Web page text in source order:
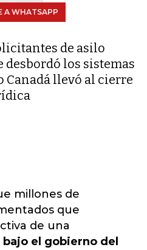
A WHATSAPP
de asilo
desbordó los sistemas
Canadá llevó al cierre
millones de
que
de una
el gobierno del